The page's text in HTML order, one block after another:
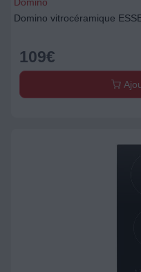
Domino vitrocéramique
109€